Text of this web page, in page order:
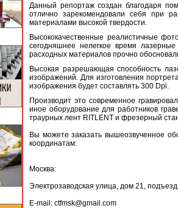
Данный репортаж создан благодаря
отлично зарекомендовали себя при
материалами высокой твердости.
Высококачественные реалистичные
сегодняшнее нелегкое время
расходных материалов прочно
Высокая разрешающая способность
изображений. Для изготовления
изображения будет составлять 300 Dpi.
Производит это современное
иное оборудование для работников
траурных лент RITLENT и фрезерный
Вы можете заказать вышеозвученное
координатам:
Москва:
Электрозаводская улица, дом 21,
E-mail: ctfmsk@gmail.com